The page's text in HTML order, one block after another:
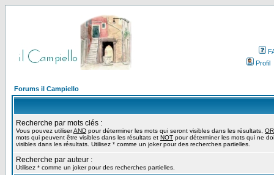
Profil
Forums il Campiello
Recherche par mots clés :
Vous pouvez utiliserAND pour déterminer les mots qui seront visibles dans les résultats, OR
mots qui peuvent être visibles dans les résultats et NOT pour déterminer les mots qui ne
visibles dans les résultats. Utilisez * comme un joker pour des recherches partielles.
Recherche par auteur :
Utilisez * comme un joker pour des recherches partielles.